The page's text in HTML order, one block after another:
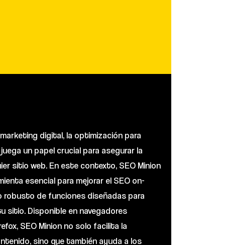
digital, la optimización para
un papel crucial para asegurar la
sitio web. En este contexto, SEO Minion
esencial para mejorar el SEO on-
robusto de funciones diseñadas para
sitio. Disponible en navegadores
SEO Minion no solo facilita la
sino que también ayuda a los